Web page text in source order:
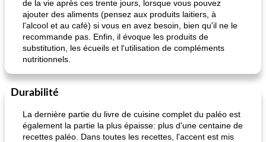
de la vie après ces trente jours, lorsque vous pouvez
ajouter des aliments (pensez aux produits laitiers, à
l'alcool et au café) si vous en avez besoin, bien qu'il ne le
recommande pas. Enfin, il évoque les produits de
substitution, les écueils et l'utilisation de compléments
nutritionnels.
Durabilité
La dernière partie du livre de cuisine complet du paléo est
également la partie la plus épaisse: plus d'une centaine de
recettes paléo. Dans toutes les recettes, l'accent est mis